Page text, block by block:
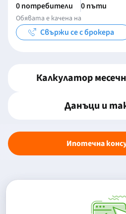
0 потребители 0 пъти
Обявата е качена на
Свържи се с брокера
Калкулатор
Данъци и
Ипотечна